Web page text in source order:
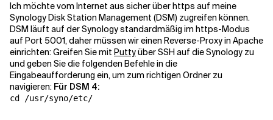
Ich möchte vom Internet aus sicher über https auf meine
Synology Disk Station Management (DSM) zugreifen können.
DSM läuft auf der Synology standardmäßig im https-Modus
auf Port 5001, daher müssen wir einen Reverse-Proxy in Apache
einrichten: Greifen Sie mit Puttyüber SSH auf die Synology zu
und geben Sie die folgenden Befehle in die
Eingabeaufforderung ein, um zum richtigen Ordner zu
navigieren: Für DSM 4:
cd /usr/syno/etc/